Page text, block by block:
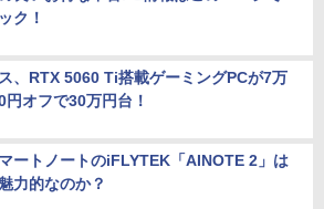
ク！
、RTX 5060 Ti搭載ゲーミングPCが7万
円オフで30万円台！
ートノートのiFLYTEK「AINOTE 2」は
力的なのか？